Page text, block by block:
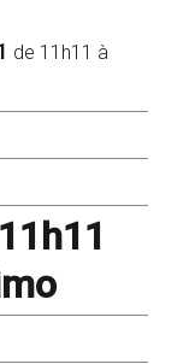
de 11h11 à